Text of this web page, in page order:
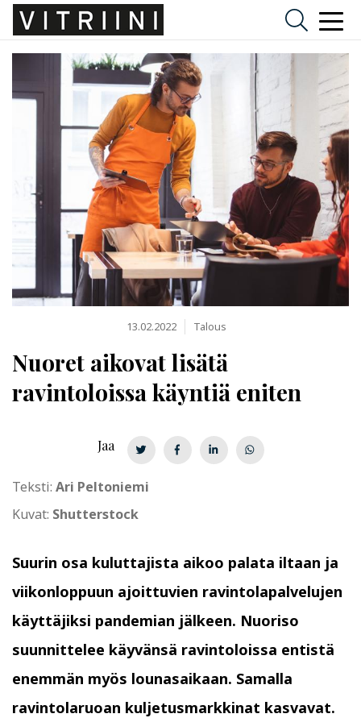
13.02.2022 Talous
Nuoret aikovat lisätä
ravintoloissa käyntiä eniten
Teksti: Ari Peltoniemi
Kuvat: Shutterstock
Suurin osa kuluttajista aikoo palata iltaan ja
viikonloppuun ajoittuvien ravintolapalvelujen
käyttäjiksi pandemian jälkeen. Nuoriso
suunnittelee käyvänsä ravintoloissa entistä
enemmän myös lounasaikaan. Samalla
ravintolaruoan kuljetusmarkkinat kasvavat.
Jaa